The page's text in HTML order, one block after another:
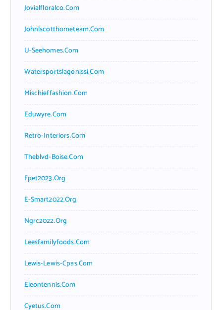
Jovialfloralco.com
Johnlscotthometeam.com
U-Seehomes.com
Watersportslagonissi.com
Mischieffashion.com
Eduwyre.com
Retro-Interiors.com
Theblvd-Boise.com
Fpet2023.org
E-Smart2022.org
Ngrc2022.org
Leesfamilyfoods.com
Lewis-Lewis-Cpas.com
Eleontennis.com
Cyetus.com